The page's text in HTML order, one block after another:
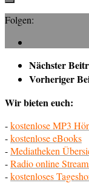
Folgen:
Nächster
Vorheriger
Wir bieten euch:
-kostenlose MP3
-kostenlose eBooks
-Mediatheken
-Radio online
-kostenloses